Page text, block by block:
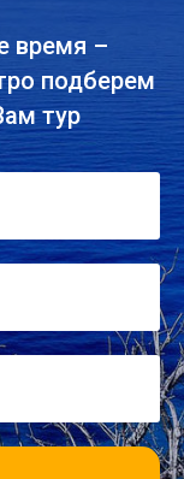
время –
подберем
тур